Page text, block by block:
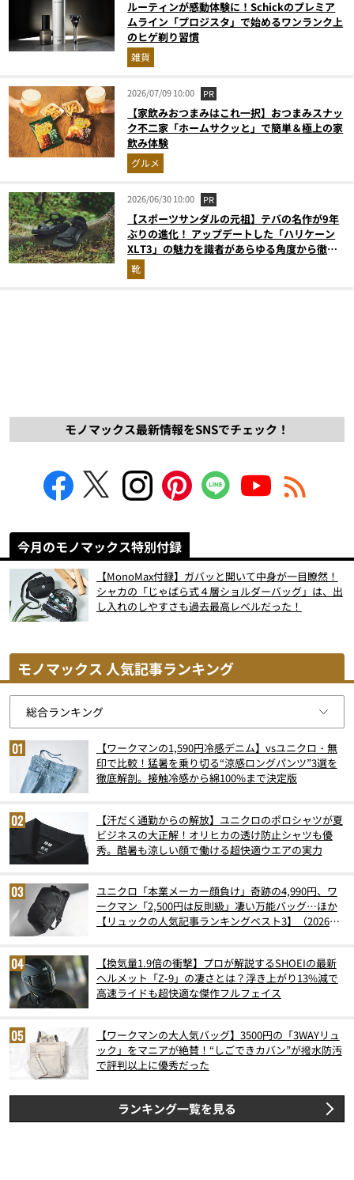
ルーティンが感動体験に！Schickのプレミア
ムライン「プロジスタ」で始めるワンランク上
のヒゲ剃り習慣
雑貨
2026/07/09 10:00 PR
【家飲みおつまみはこれ一択】おつまみスナッ
ク不二家「ホームサクッと」で簡単＆極上の家
飲み体験
グルメ
2026/06/30 10:00 PR
【スポーツサンダルの元祖】テバの名作が9年
ぶりの進化！ アップデートした「ハリケーン
XLT3」の魅力を識者があらゆる角度から徹底
解説！
靴
モノマックス最新情報をSNSでチェック！
今月のモノマックス特別付録
【MonoMax付録】ガバッと開いて中身が一目瞭然！
シャカの「じゃばら式４層ショルダーバッグ」は、出
し入れのしやすさも過去最高レベルだった！
モノマックス 人気記事ランキング
【ワークマンの1,590円冷感デニム】vsユニクロ・無
印で比較！猛暑を乗り切る“涼感ロングパンツ”3選を
徹底解剖。接触冷感から綿100%まで決定版
【汗だく通勤からの解放】ユニクロのポロシャツが夏
ビジネスの大正解！オリヒカの透け防止シャツも優
秀。酷暑も涼しい顔で働ける超快適ウエアの実力
ユニクロ「本業メーカー顔負け」奇跡の4,990円、ワ
ークマン「2,500円は反則級」凄い万能バッグ…ほか
【リュックの人気記事ランキングベスト3】（2026年
【換気量1.9倍の衝撃】プロが解説するSHOEIの最新
ヘルメット「Z-9」の凄さとは？浮き上がり13%減で
高速ライドも超快適な傑作フルフェイス
【ワークマンの大人気バッグ】3500円の「3WAYリュ
ック」をマニアが絶賛！“しごできカバン”が撥水防汚
で評判以上に優秀だった
ランキング一覧を見る